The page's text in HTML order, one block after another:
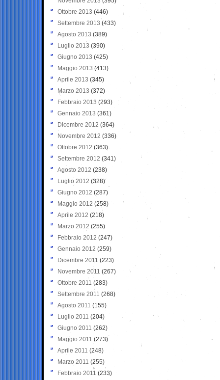
Ottobre 2013 (446)
Settembre 2013 (433)
Agosto 2013 (389)
Luglio 2013 (390)
Giugno 2013 (425)
Maggio 2013 (413)
Aprile 2013 (345)
Marzo 2013 (372)
Febbraio 2013 (293)
Gennaio 2013 (361)
Dicembre 2012 (364)
Novembre 2012 (336)
Ottobre 2012 (363)
Settembre 2012 (341)
Agosto 2012 (238)
Luglio 2012 (328)
Giugno 2012 (287)
Maggio 2012 (258)
Aprile 2012 (218)
Marzo 2012 (255)
Febbraio 2012 (247)
Gennaio 2012 (259)
Dicembre 2011 (223)
Novembre 2011 (267)
Ottobre 2011 (283)
Settembre 2011 (268)
Agosto 2011 (155)
Luglio 2011 (204)
Giugno 2011 (262)
Maggio 2011 (273)
Aprile 2011 (248)
Marzo 2011 (255)
Febbraio 2011 (233)